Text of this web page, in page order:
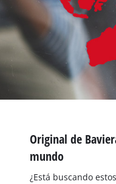
Original de
mundo
¿Está buscando